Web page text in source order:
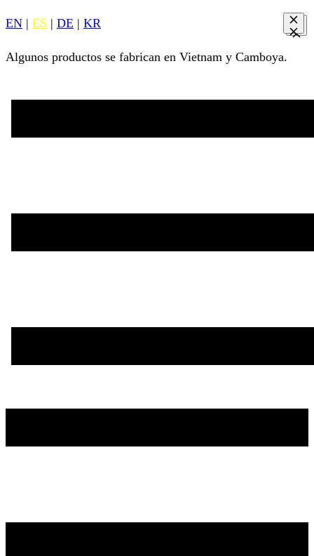
EN | ES | DE | KR
Algunos productos se fabrican en Vietnam y Camboya.